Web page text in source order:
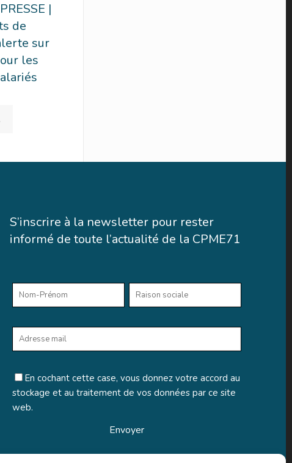
|
de
sur
les
S’inscrire à la newsletter pour rester
informé de toute l’actualité de la CPME71
En cochant cette case, vous donnez votre accord au
stockage et au traitement de vos données par ce site
web.